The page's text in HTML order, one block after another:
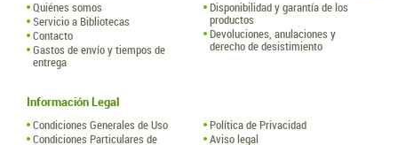
Quiénes somos
Servicio a Bibliotecas
Contacto
Gastos de envío y tiempos de
entrega
Disponibilidad y garantía de los
productos
Devoluciones, anulaciones y
derecho de desistimiento
Información Legal
Condiciones Generales de Uso
Condiciones Particulares de
Política de Privacidad
Aviso legal